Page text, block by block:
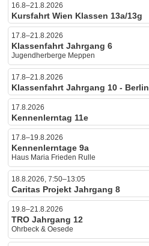
16.8–21.8.2026
Kursfahrt Wien Klassen 13a/13g
17.8–21.8.2026
Klassenfahrt Jahrgang 6
Jugendherberge Meppen
17.8–21.8.2026
Klassenfahrt Jahrgang 10 - Berlin
17.8.2026
Kennenlerntag 11e
17.8–19.8.2026
Kennenlerntage 9a
Haus Maria Frieden Rulle
18.8.2026, 7:50–13:05
Caritas Projekt Jahrgang 8
19.8–21.8.2026
TRO Jahrgang 12
Ohrbeck & Oesede